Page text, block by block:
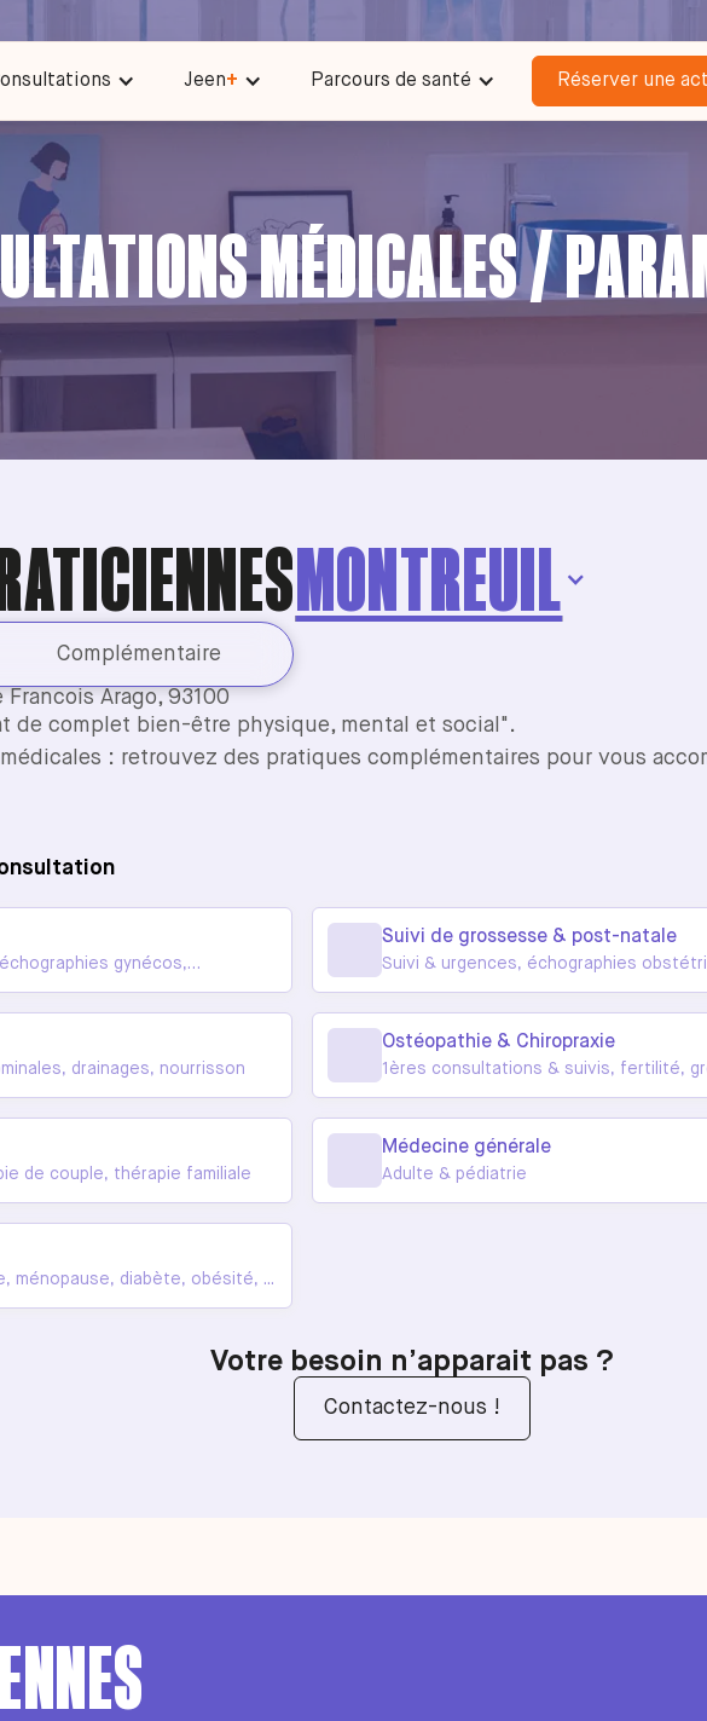
Réserver une
Jeen+ Parcours de santé
MÉDICALES /
MONTREUIL
Complémentaire
Francois Arago, 93100
de complet bien-être physique, mental et social".
: retrouvez des pratiques complémentaires pour vous
gynécos,
Suivi de grossesse & post-natale
Suivi & urgences, échographies
l'accouchement
drainages, nourrisson
Ostéopathie & Chiropraxie
1ères consultations & suivis, fertilité,
pédiatrie
de couple, thérapie familiale
Médecine générale
Adulte & pédiatrie
ménopause, diabète, obésité, ...
Votre besoin n’apparait pas ?
Contactez-nous !